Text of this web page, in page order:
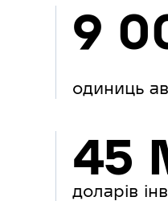
9
одиниць
45
доларів